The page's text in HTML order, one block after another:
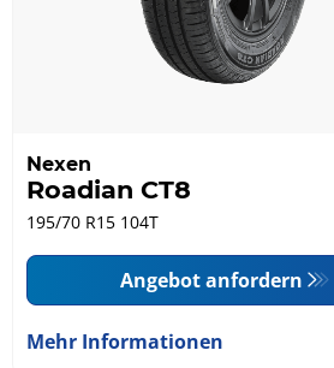
Nexen
Roadian CT8
195/70 R15 104T
Angebot anfordern
Mehr Informationen